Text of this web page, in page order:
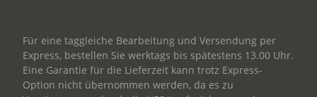
Für eine taggleiche Bearbeitung und Versendung per
Express, bestellen Sie werktags bis spätestens 13.00 Uhr.
Eine Garantie für die Lieferzeit kann trotz Express-
Option nicht übernommen werden, da es zu